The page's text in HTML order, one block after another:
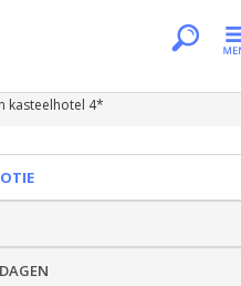
kasteelhotel 4*